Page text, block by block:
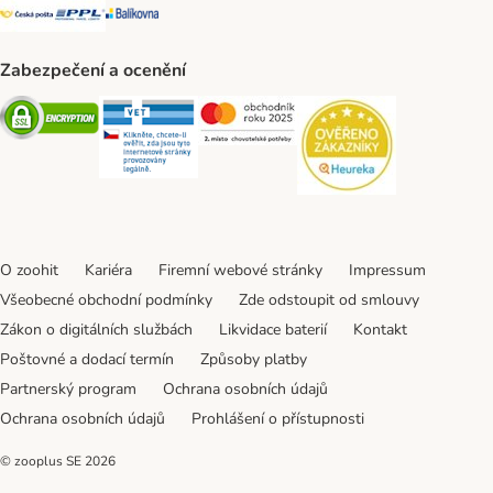
Česká pošta Shipping Method
PPL Shipping Method
Balíkovna Shipping Method
Zabezpečení a ocenění
Security Security Security
O zoohit Kariéra Firemní webové stránky
Impressum
Všeobecné obchodní podmínky
Zde odstoupit od smlouvy
Zákon o digitálních službách
Likvidace baterií
Kontakt
Poštovné a dodací termín
Způsoby platby
Partnerský program
Ochrana osobních údajů
Ochrana osobních údajů
Prohlášení o přístupnosti
© zooplus SE 2026